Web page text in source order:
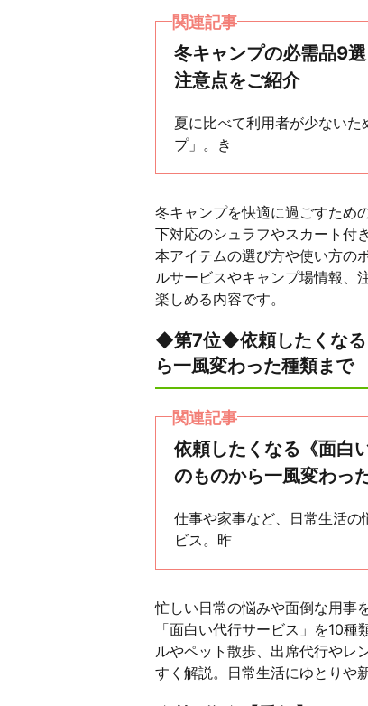
関連記事
冬キャンプの必需品9
注意点をご紹介
夏に比べて利用者が少ない
プ」。き
冬キャンプを快適に過ごすため
下対応のシュラフやスカート付
本アイテムの選び方や使い方の
ルサービスやキャンプ場情報、
楽しめる内容です。
◆第7位◆依頼したくなる
ら一風変わった種類まで
関連記事
依頼したくなる《面白
のものから一風変わっ
仕事や家事など、日常生活
ビス。昨
忙しい日常の悩みや面倒な用事
「面白い代行サービス」を10
ルやペット散歩、出席代行やレ
すく解説。日常生活にゆとりや